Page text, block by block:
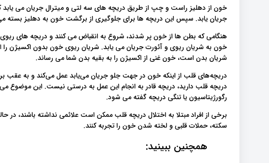
خون از دهلیز راست و چپ از طریق دریچه های سه لتی و میترال جریان می
جریان یابد. سپس این دریچه ها برای جلوگیری از برگشت خون به دهلیز بسته
هنگامی که بطن ها از خون پر شدند، شروع به انقباض می کنند و دریچه های
خون به شریان ریوی و آئورت جریان می یابد. شریان ریوی خون بدون اکسیژن را
شریان بدن است، خون غنی از اکسیژن را به بقیه بدن شما می رساند.
دریچه‌های قلب از اینکه خون در جهت جلو جریان می‌یابد عمل می‌کند و به عقب
دریچه قلب دارید، دریچه قادر به انجام این عمل به درستی نیست. این موضوع
رگورژیتاسیون یا تنگی دریچه گفته می شود.
برخی از افراد مبتلا به اختلال دریچه قلب ممکن است علائمی نداشته باشند،
سکته، حملات قلبی و لخته شدن خون را تجربه کنند.
همچنین ببینید: